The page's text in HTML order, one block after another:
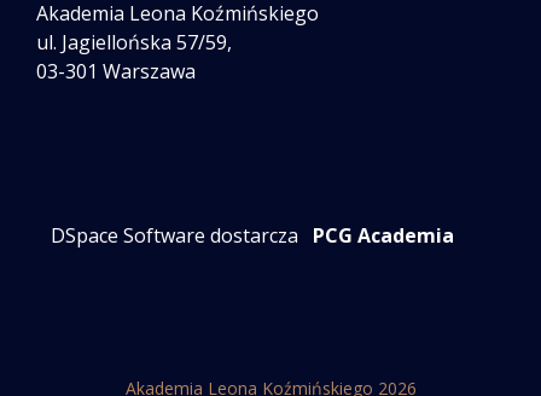
Akademia Leona Koźmińskiego
ul. Jagiellońska 57/59,
03-301 Warszawa
DSpace Software dostarcza PCG Academia
Akademia Leona Koźmińskiego 2026